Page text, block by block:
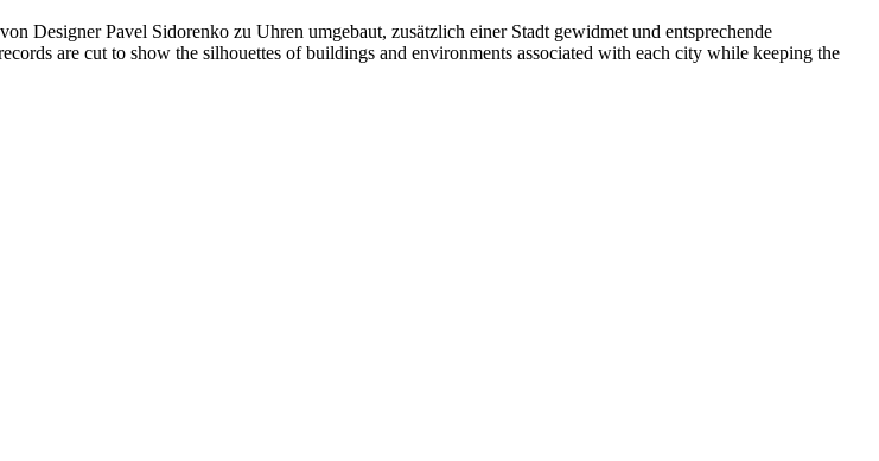
Designer Pavel Sidorenko zu Uhren umgebaut, zusätzlich einer Stadt gewidmet und entsprechende
are cut to show the silhouettes of buildings and environments associated with each city while keeping the